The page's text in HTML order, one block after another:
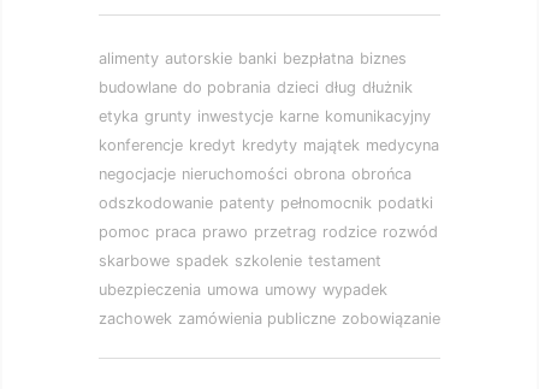
alimenty autorskie banki bezpłatna biznes
budowlane do pobrania dzieci dług dłużnik
etyka grunty inwestycje karne komunikacyjny
konferencje kredyt kredyty majątek medycyna
negocjacje nieruchomości obrona obrońca
odszkodowanie patenty pełnomocnik podatki
pomoc praca prawo przetrag rodzice rozwód
skarbowe spadek szkolenie testament
ubezpieczenia umowa umowy wypadek
zachowek zamówienia publiczne zobowiązanie